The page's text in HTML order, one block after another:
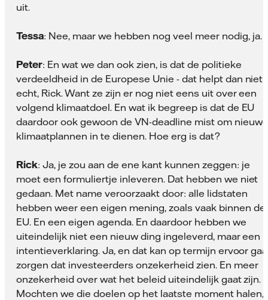
uit.
Tessa: Nee, maar we hebben nog veel meer nodig, ja.
Peter: En wat we dan ook zien, is dat de politieke
verdeeldheid in de Europese Unie - dat helpt dan niet
echt, Rick. Want ze zijn er nog niet eens uit over een
volgend klimaatdoel. En wat ik begreep is dat de EU
daardoor ook gewoon de VN-deadline mist om nieuwe
klimaatplannen in te dienen. Hoe erg is dat?
Rick: Ja, je zou aan de ene kant kunnen zeggen: je
moet een formuliertje inleveren. Dat hebben we niet
gedaan. Met name veroorzaakt door: alle lidstaten
hebben weer een eigen mening, zoals vaak binnen de
EU. En een eigen agenda. En daardoor hebben we
uiteindelijk niet een nieuw ding ingeleverd, maar een
intentieverklaring. Ja, en dat kan op termijn ervoor
zorgen dat investeerders onzekerheid zien. En meer
onzekerheid over wat het beleid uiteindelijk gaat zijn.
Mochten we die doelen op het laatste moment halen,